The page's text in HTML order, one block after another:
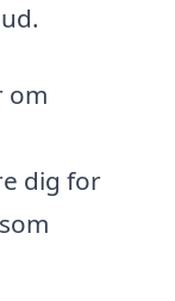
om
dig for